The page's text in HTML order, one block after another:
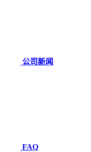
公司新闻
FAQ